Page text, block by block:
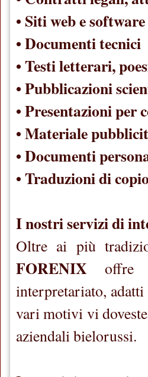
• Siti web e software
• Documenti tecnici
• Testi letterari,
• Pubblicazioni
• Presentazioni per
• Materiale
• Documenti
• Traduzioni di
I nostri servizi di
Oltre ai più
FORENIX offre
interpretariato,
vari motivi vi
aziendali bielorussi.